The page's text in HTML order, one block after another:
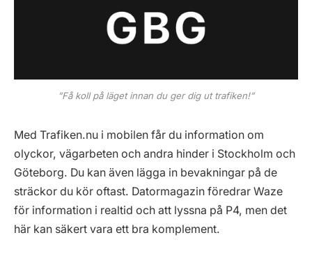
”Få koll på läget innan du ger dig ut trafiken!”
Med Trafiken.nu i mobilen får du information om
olyckor, vägarbeten och andra hinder i Stockholm och
Göteborg. Du kan även lägga in bevakningar på de
sträckor du kör oftast. Datormagazin föredrar Waze
för information i realtid och att lyssna på P4, men det
här kan säkert vara ett bra komplement.